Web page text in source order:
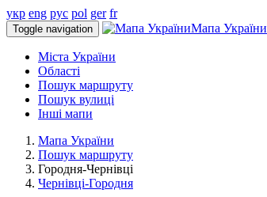
укр eng рус pol ger fr
Toggle navigation Мапа України
Міста України
Області
Пошук маршруту
Пошук вулиці
Інші мапи
Мапа України
Пошук маршруту
Городня-Чернівці
Чернівці-Городня